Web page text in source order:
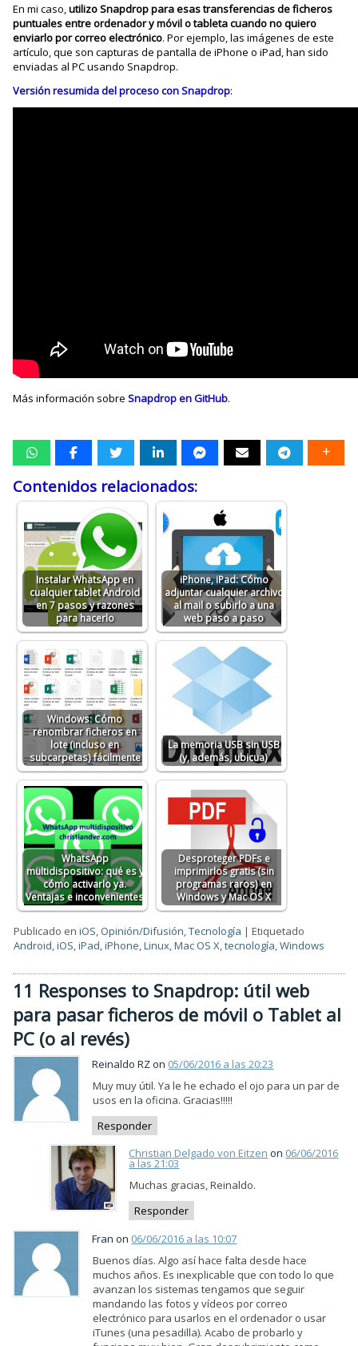
En mi caso,utilizo Snapdrop para esas transferencias de ficheros
puntuales entre ordenador y móvil o tableta cuando no quiero
enviarlo por correo electrónico. Por ejemplo, las imágenes de este
artículo, que son capturas de pantalla de iPhone o iPad, han sido
enviadas al PC usando Snapdrop.
Versión resumida del proceso con Snapdrop:
Más información sobreSnapdrop en GitHub.
Contenidos relacionados:
Instalar WhatsApp en
cualquier tablet Android
en 7 pasos y razones
para hacerlo
iPhone, iPad: Cómo
adjuntar cualquier archivo
al mail o subirlo a una
web paso a paso
Windows: Cómo
renombrar ficheros en
lote (incluso en
subcarpetas) fácilmente
La memoria USB sin USB
(y, además, ubicua)
WhatsApp
multidispositivo: qué es y
cómo activarlo ya.
Ventajas e inconvenientes
Desproteger PDFs e
imprimirlos gratis (sin
programas raros) en
Windows y Mac OS X
Publicado en iOS Opinión/Difusión ,Tecnología |Etiquetado
Android ,iOS ,iPad ,iPhone ,Linux ,Mac OS X ,tecnología ,Windows
11 Responses to Snapdrop: útil web
para pasar ficheros de móvil o Tablet al
PC (o al revés)
Reinaldo RZ on 05/06/2016 a las 20:23
Muy muy útil. Ya le he echado el ojo para un par de
usos en la oficina. Gracias!!!!!
Responder
Christian Delgado von Eitzen on 06/06/2016
a las 21:03
Muchas gracias, Reinaldo.
Responder
Fran on 06/06/2016 a las 10:07
Buenos días. Algo así hace falta desde hace
muchos años. Es inexplicable que con todo lo que
avanzan los sistemas tengamos que seguir
mandando las fotos y vídeos por correo
electrónico para usarlos en el ordenador o usar
iTunes (una pesadilla). Acabo de probarlo y